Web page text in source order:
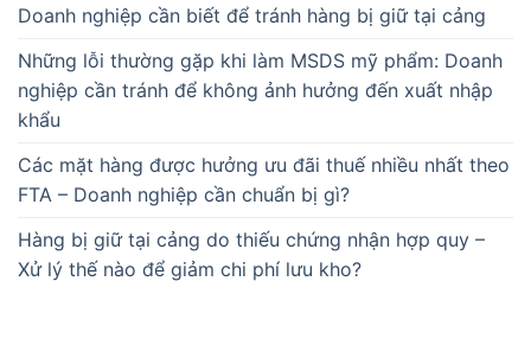
Doanh nghiệp cần biết để tránh hàng bị giữ tại cảng
Những lỗi thường gặp khi làm MSDS mỹ phẩm: Doanh
nghiệp cần tránh để không ảnh hưởng đến xuất nhập
khẩu
Các mặt hàng được hưởng ưu đãi thuế nhiều nhất theo
FTA – Doanh nghiệp cần chuẩn bị gì?
Hàng bị giữ tại cảng do thiếu chứng nhận hợp quy –
Xử lý thế nào để giảm chi phí lưu kho?